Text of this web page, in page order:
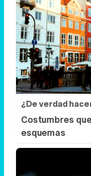
¿De verdad
Costumbres
esquemas